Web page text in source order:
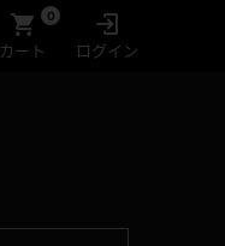
カート
0
ログイン